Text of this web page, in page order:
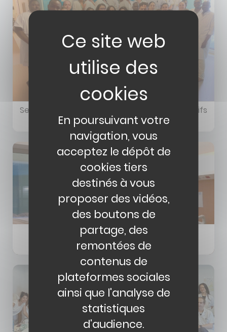
Service de Neurologie et Unité de Soins Intensifs
Neuro-Vasculaire
Service de médecine interne et maladies
infectieuses
En poursuivant votre
navigation, vous
acceptez le dépôt de
cookies tiers
destinés à vous
proposer des vidéos,
des boutons de
partage, des
remontées de
contenus de
plateformes sociales
ainsi que l'analyse de
statistiques
d'audience.